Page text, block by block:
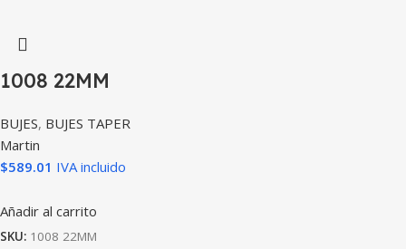
1008 22MM
BUJES, BUJES TAPER
Martin
$589.01 IVA incluido
Añadir al carrito
SKU: 1008 22MM